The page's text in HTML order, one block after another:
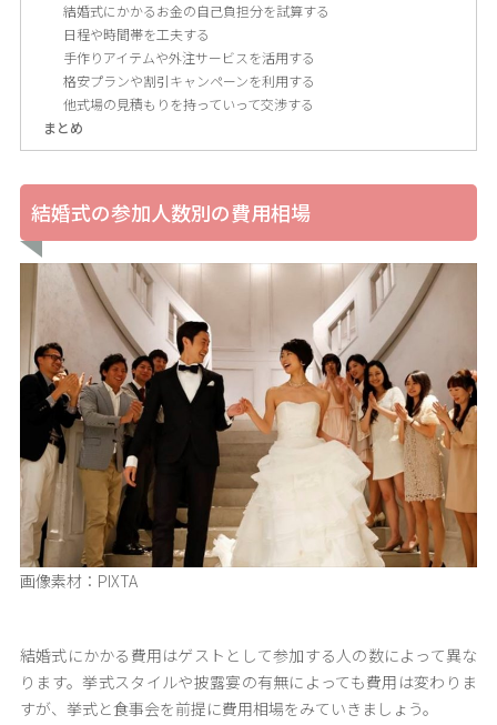
結婚式にかかるお金の自己負担分を試算する
日程や時間帯を工夫する
手作りアイテムや外注サービスを活用する
格安プランや割引キャンペーンを利用する
他式場の見積もりを持っていって交渉する
まとめ
結婚式の参加人数別の費用相場
画像素材：PIXTA
結婚式にかかる費用はゲストとして参加する人の数によって異な
ります。挙式スタイルや披露宴の有無によっても費用は変わりま
すが、挙式と食事会を前提に費用相場をみていきましょう。